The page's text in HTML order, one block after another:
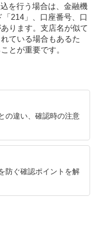
を行う場合は、金融機
214」、口座番号、口
ります。支店名が似て
ている場合もあるた
とが重要です。
の違い、確認時の注意
防ぐ確認ポイントを解